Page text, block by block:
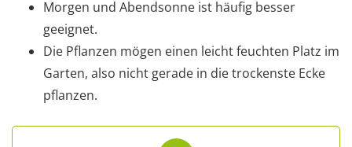
Morgen und Abendsonne ist häufig besser
geeignet.
Die Pflanzen mögen einen leicht feuchten Platz im
Garten, also nicht gerade in die trockenste Ecke
pflanzen.